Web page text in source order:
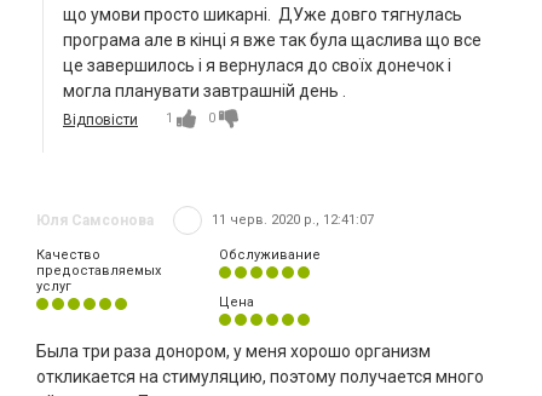
що умови просто шикарні. ДУже довго тягнулась
програма але в кінці я вже так була щаслива що все
це завершилось і я вернулася до своїх донечок і
могла планувати завтрашній день .
Відповісти 1 0
Юля Самсонова 11 черв. 2020 р., 12:41:07
Качество
предоставляемых
услуг
Обслуживание
Цена
Была три раза донором, у меня хорошо организм
откликается на стимуляцию, поэтому получается много